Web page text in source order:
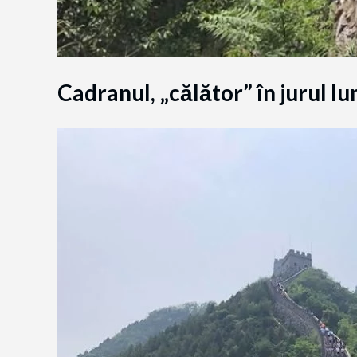
Cadranul, „călător” în jurul